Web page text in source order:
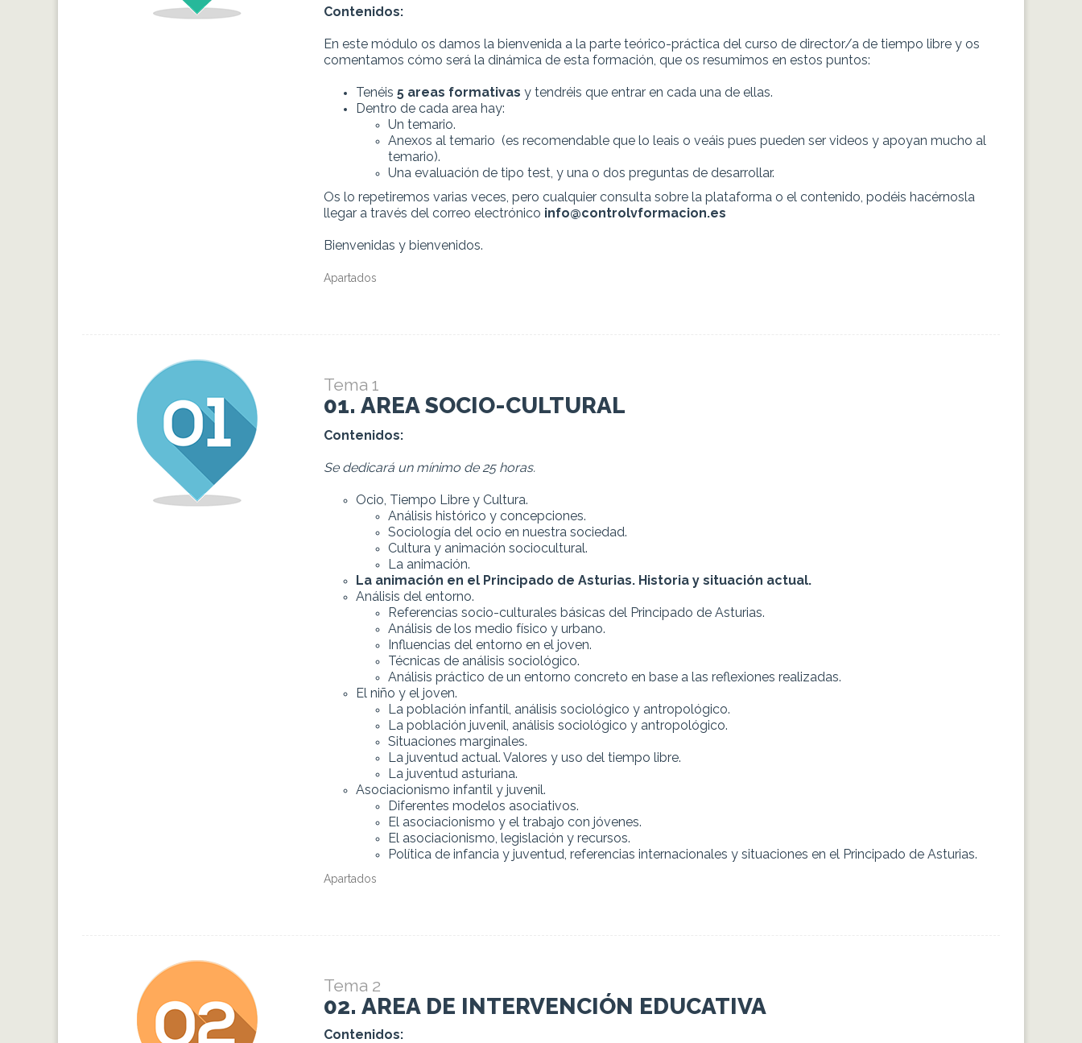
Contenidos:
En este módulo os damos la bienvenida a la parte teórico-práctica del curso de director/a de tiempo libre y os
comentamos cómo será la dinámica de esta formación, que os resumimos en estos puntos:
Tenéis 5 areas formativas y tendréis que entrar en cada una de ellas.
Dentro de cada area hay:
Un temario.
Anexos al temario (es recomendable que lo leais o veáis pues pueden ser videos y apoyan mucho al
temario).
Una evaluación de tipo test, y una o dos preguntas de desarrollar.
Os lo repetiremos varias veces, pero cualquier consulta sobre la plataforma o el contenido, podéis hacérnosla
llegar a través del correo electrónico info@controlvformacion.es
Bienvenidas y bienvenidos.
Apartados
Tema 1
01. AREA SOCIO-CULTURAL
Contenidos:
Se dedicará un mínimo de 25 horas.
Ocio, Tiempo Libre y Cultura.
Análisis histórico y concepciones.
Sociología del ocio en nuestra sociedad.
Cultura y animación sociocultural.
La animación.
La animación en el Principado de Asturias. Historia y situación actual.
Análisis del entorno.
Referencias socio-culturales básicas del Principado de Asturias.
Análisis de los medio físico y urbano.
Influencias del entorno en el joven.
Técnicas de análisis sociológico.
Análisis práctico de un entorno concreto en base a las reflexiones realizadas.
El niño y el joven.
La población infantil, análisis sociológico y antropológico.
La población juvenil, análisis sociológico y antropológico.
Situaciones marginales.
La juventud actual. Valores y uso del tiempo libre.
La juventud asturiana.
Asociacionismo infantil y juvenil.
Diferentes modelos asociativos.
El asociacionismo y el trabajo con jóvenes.
El asociacionismo, legislación y recursos.
Política de infancia y juventud, referencias internacionales y situaciones en el Principado de Asturias.
Apartados
Tema 2
02. AREA DE INTERVENCIÓN EDUCATIVA
Contenidos: